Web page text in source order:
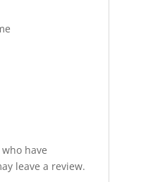
have
leave a review.